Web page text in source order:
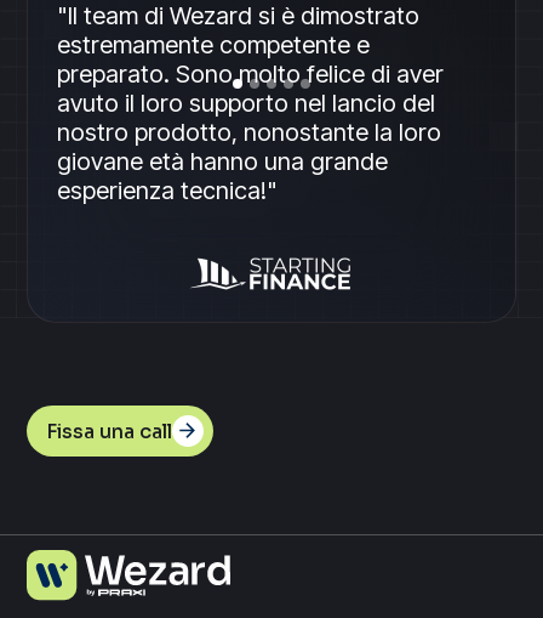
"Il team di Wezard si è dimostrato
estremamente competente e
preparato. Sono molto felice di aver
avuto il loro supporto nel lancio del
nostro prodotto, nonostante la loro
giovane età hanno una grande
esperienza tecnica!"
Fissa una call